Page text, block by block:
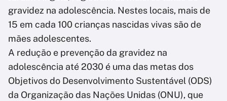
gravidez na adolescência. Nestes locais, mais de
15 em cada 100 crianças nascidas vivas são de
mães adolescentes.
A redução e prevenção da gravidez na
adolescência até 2030 é uma das metas dos
Objetivos do Desenvolvimento Sustentável (ODS)
da Organização das Nações Unidas (ONU), que